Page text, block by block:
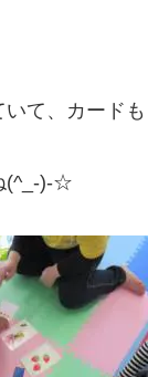
て、カードも
(^_-)-☆